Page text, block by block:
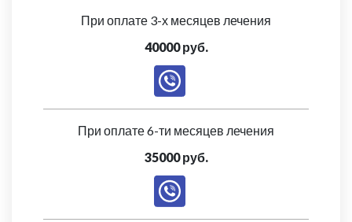
При оплате 3-х месяцев лечения
40000 руб.
При оплате 6-ти месяцев лечения
35000 руб.